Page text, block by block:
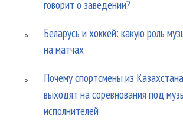
говорит о заведении?
Беларусь и хоккей: какую роль
на матчах
Почему спортсмены из
выходят на соревнования под
исполнителей